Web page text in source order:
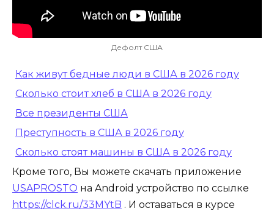
Дефолт США
Как живут бедные люди в США в 2026 году
Сколько стоит хлеб в США в 2026 году
Все президенты США
Преступность в США в 2026 году
Сколько стоят машины в США в 2026 году
Кроме того, Вы можете скачать приложение
USAPROSTO на Android устройство по ссылке
https://clck.ru/33MYtB . И оставаться в курсе